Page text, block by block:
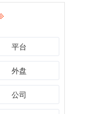
平台
外盘
公司